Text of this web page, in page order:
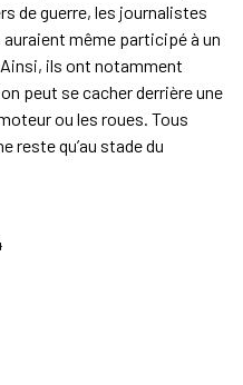
de guerre, les journalistes
même participé à un
ils ont notamment
peut se cacher derrière une
ou les roues. Tous
reste qu’au stade du